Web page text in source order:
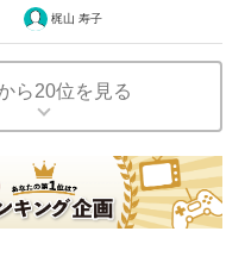
梶山 寿子
ら20位を見る